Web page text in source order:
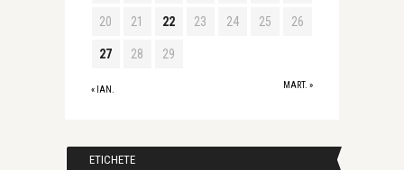
« IAN. MART. »
20 21 22 23 24 25 26
27 28 29
ETICHETE